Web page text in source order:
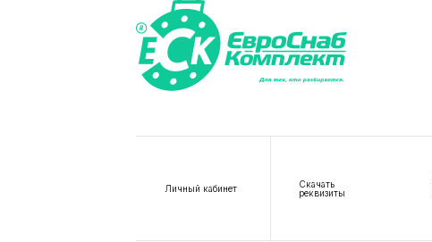
Личный кабинет
Скачать
реквизиты